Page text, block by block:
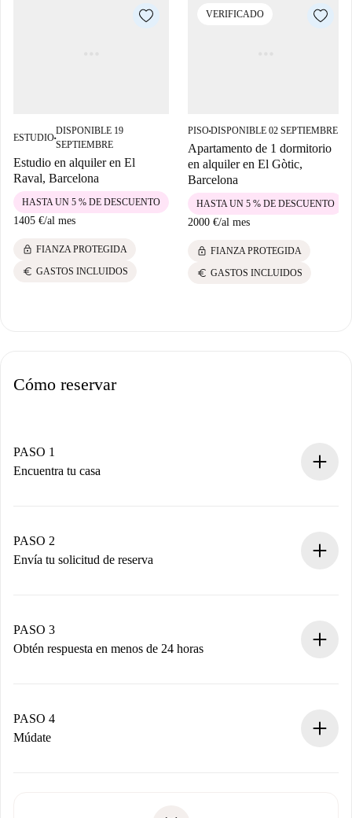
ESTUDIO■
DISPONIBLE 19
SEPTIEMBRE
Estudio en alquiler en El
Raval, Barcelona
1405 €/al mes
HASTA UN 5 % DE DESCUENTO
lock FIANZA PROTEGIDA
euro GASTOS INCLUIDOS
VERIFICADO
PISO■DISPONIBLE 02 SEPTIEMBRE
Apartamento de 1 dormitorio
en alquiler en El Gòtic,
Barcelona
2000 €/al mes
HASTA UN 5 % DE DESCUENTO
lock FIANZA PROTEGIDA
euro GASTOS INCLUIDOS
Cómo reservar
PASO 1
Encuentra tu casa
Tienes toda la información necesaria por adelantado.
PASO 2
Envía tu solicitud de reserva
propietario acepte.
PASO 3
Obtén respuesta en menos de 24 horas
contacto con el propietario.
Si es rechazada: No te haremos ningún cargo y te
PASO 4
Múdate